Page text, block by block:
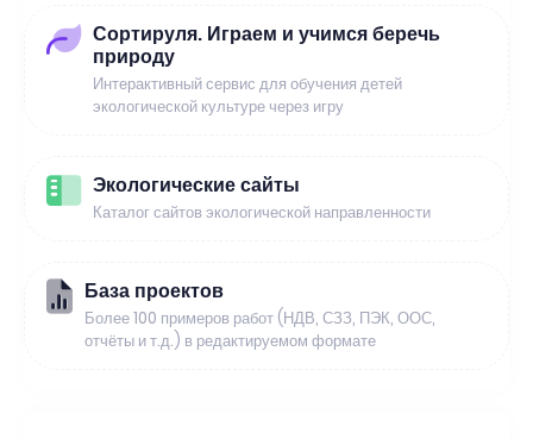
Сортируля. Играем и учимся беречь
природу
Интерактивный сервис для обучения детей
экологической культуре через игру
Экологические сайты
Каталог сайтов экологической направленности
База проектов
Более 100 примеров работ (НДВ, СЗЗ, ПЭК, ООС,
отчёты и т.д.) в редактируемом формате